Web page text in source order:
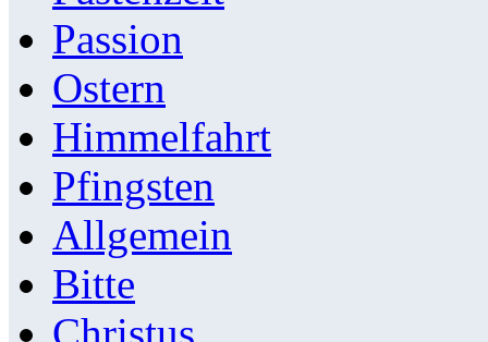
Passion
Ostern
Himmelfahrt
Pfingsten
Allgemein
Bitte